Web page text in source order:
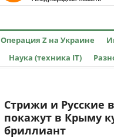
Операция Z на Украине
Наука (техника IT)
Стрижи и Русские
покажут в Крыму
бриллиант